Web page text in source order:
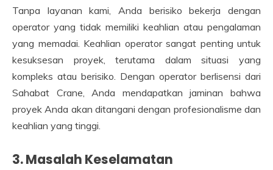
Tanpa layanan kami, Anda berisiko bekerja dengan
operator yang tidak memiliki keahlian atau pengalaman
yang memadai. Keahlian operator sangat penting untuk
kesuksesan proyek, terutama dalam situasi yang
kompleks atau berisiko. Dengan operator berlisensi dari
Sahabat Crane, Anda mendapatkan jaminan bahwa
proyek Anda akan ditangani dengan profesionalisme dan
keahlian yang tinggi.
3. Masalah Keselamatan